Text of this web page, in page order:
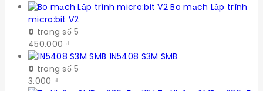
Bo mạch Lập trình
micro:bit V2
0 trong số 5
450.000 ₫
1N5408 S3M SMB
0 trong số 5
3.000 ₫